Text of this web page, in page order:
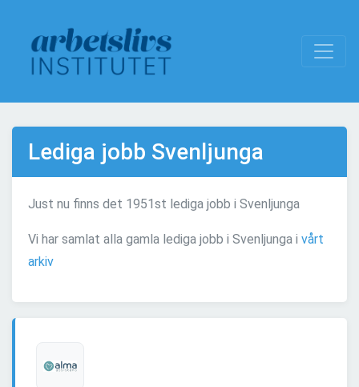
Lediga jobb Svenljunga
Just nu finns det 1951st lediga jobb i Svenljunga
Vi har samlat alla gamla lediga jobb i Svenljunga i vårt
arkiv